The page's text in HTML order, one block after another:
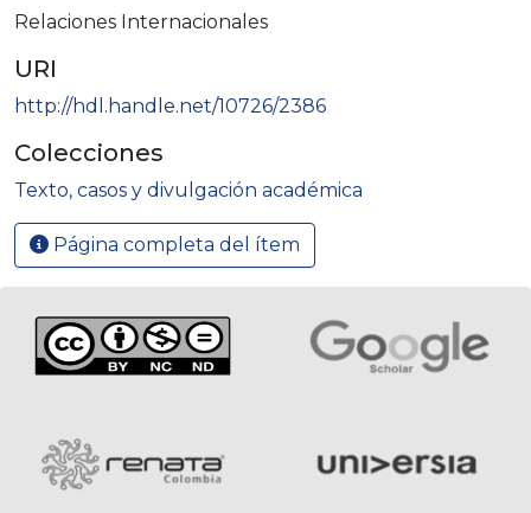
Relaciones Internacionales
URI
http://hdl.handle.net/10726/2386
Colecciones
Texto, casos y divulgación académica
Página completa del ítem